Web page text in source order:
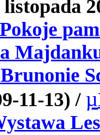
11-13) / µ